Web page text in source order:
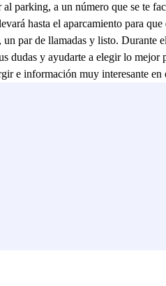
parking, a un número que se te
hasta el aparcamiento para que
par de llamadas y listo. Durante
dudas y ayudarte a elegir lo mejor
e información muy interesante